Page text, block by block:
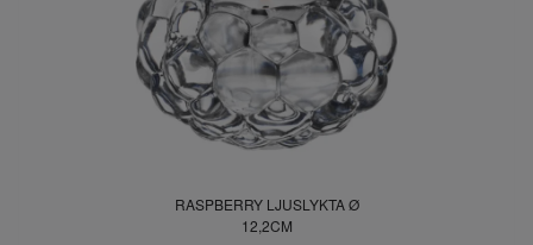
RASPBERRY LJUSLYKTA Ø
12,2CM